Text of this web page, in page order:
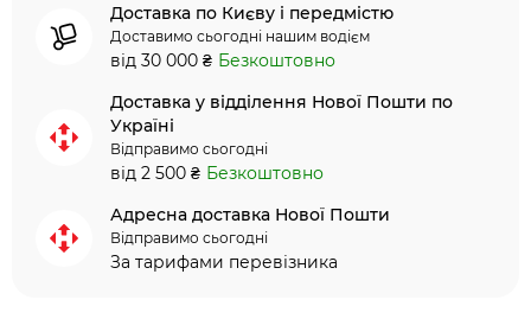
Доставка по Києву і передмістю
Доставимо сьогодні нашим водієм
від 30 000 ₴ Безкоштовно
Доставка у відділення Нової Пошти по
Україні
Відправимо сьогодні
від 2 500 ₴ Безкоштовно
Адресна доставка Нової Пошти
Відправимо сьогодні
За тарифами перевізника